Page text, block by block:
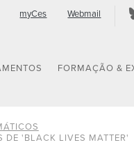
myCes Webmail
FORMAÇÃO &
DE 'BLACK LIVES MATTER'